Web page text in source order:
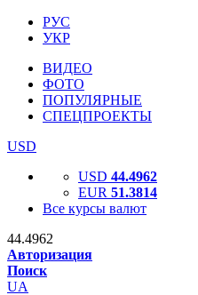
РУС
УКР
ВИДЕО
ФОТО
ПОПУЛЯРНЫЕ
СПЕЦПРОЕКТЫ
USD
USD 44.4962
EUR 51.3814
Все курсы валют
44.4962
Авторизация
Поиск
UA